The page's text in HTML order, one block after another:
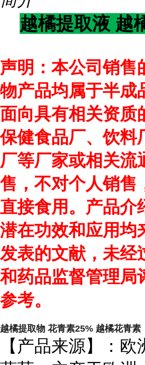
越橘提取液 越
声明：本公司销售
物产品均属于半成
面向具有相关资质
保健食品厂、饮料
厂等厂家或相关流
售，不对个人销售
直接食用。产品介
潜在功效和应用均
发表的文献，未经
和药品监督管理局
参考。
越橘提取物 花青素25% 越橘花青素
【产品来源】：